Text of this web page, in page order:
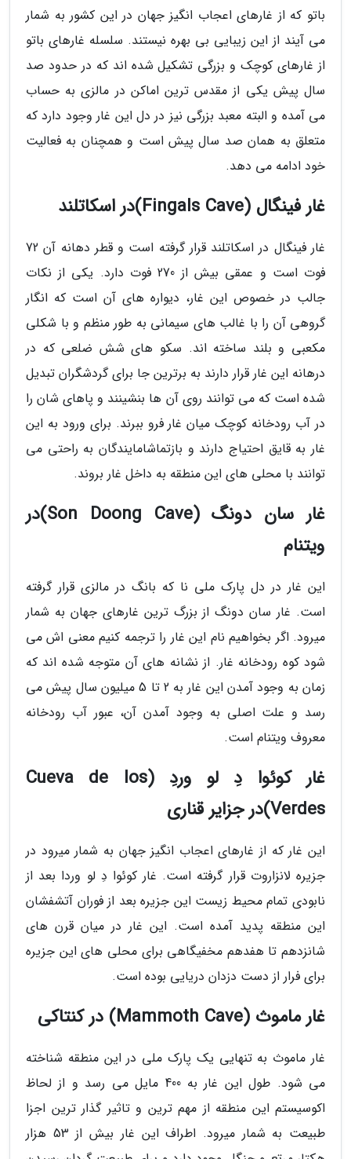
باتو که از غارهای اعجاب انگیز جهان در این کشور به شمار
می آیند از این زیبایی بی بهره نیستند. سلسله غارهای باتو
از غارهای کوچک و بزرگی تشکیل شده اند که در حدود صد
سال پیش یکی از مقدس ترین اماکن در مالزی به حساب
می آمده و البته معبد بزرگی نیز در دل این غار وجود دارد که
متعلق به همان صد سال پیش است و همچنان به فعالیت
خود ادامه می دهد.
غار فینگال (Fingals Cave)در اسکاتلند
غار فینگال در اسکاتلند قرار گرفته است و قطر دهانه آن 72
فوت است و عمقی بیش از 270 فوت دارد. یکی از نکات
جالب در خصوص این غار، دیواره های آن است که انگار
گروهی آن را با غالب های سیمانی به طور منظم و با شکلی
مکعبی و بلند ساخته اند. سکو های شش ضلعی که در
درهانه این غار قرار دارند به برترین جا برای گردشگران تبدیل
شده است که می توانند روی آن ها بنشینند و پاهای شان را
در آب رودخانه کوچک میان غار فرو ببرند. برای ورود به این
غار به قایق احتیاج دارند و بازتماشامایندگان به راحتی می
توانند با محلی های این منطقه به داخل غار بروند.
غار سان دونگ (Son Doong Cave)در
ویتنام
این غار در دل پارک ملی نا که بانگ در مالزی قرار گرفته
است. غار سان دونگ از بزرگ ترین غارهای جهان به شمار
میرود. اگر بخواهیم نام این غار را ترجمه کنیم معنی اش می
شود کوه رودخانه غار. از نشانه های آن متوجه شده اند که
زمان به وجود آمدن این غار به 2 تا 5 میلیون سال پیش می
رسد و علت اصلی به وجود آمدن آن، عبور آب رودخانه
معروف ویتنام است.
غار کوئوا دِ لو وردِ (Cueva de los
Verdes)در جزایر قناری
این غار که از غارهای اعجاب انگیز جهان به شمار میرود در
جزیره لانزاروت قرار گرفته است. غار کوئوا دِ لو وردا بعد از
نابودی تمام محیط زیست این جزیره بعد از فوران آتشفشان
این منطقه پدید آمده است. این غار در میان قرن های
شانزدهم تا هفدهم مخفیگاهی برای محلی های این جزیره
برای فرار از دست دزدان دریایی بوده است.
غار ماموث (Mammoth Cave) در کنتاکی
غار ماموث به تنهایی یک پارک ملی در این منطقه شناخته
می شود. طول این غار به 400 مایل می رسد و از لحاظ
اکوسیستم این منطقه از مهم ترین و تاثیر گذار ترین اجزا
طبیعت به شمار میرود. اطراف این غار بیش از 53 هزار